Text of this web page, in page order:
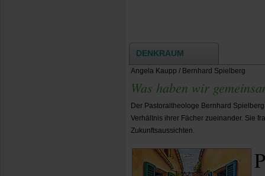
DENKRAUM
Angela Kaupp / Bernhard Spielberg
Was haben wir
Der Pastoraltheologe Bernhard
Verhältnis ihrer Fächer zueinander. Sie
Zukunftsaussichten.